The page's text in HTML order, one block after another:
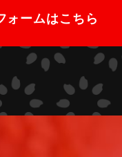
ォームはこちら